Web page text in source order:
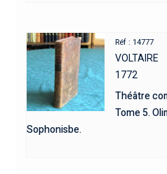
Réf : 14777
VOLTAIRE
1772
Théâtre
Tome 5.
Sophonisbe.